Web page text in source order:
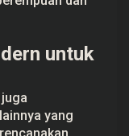
untuk
juga
yang